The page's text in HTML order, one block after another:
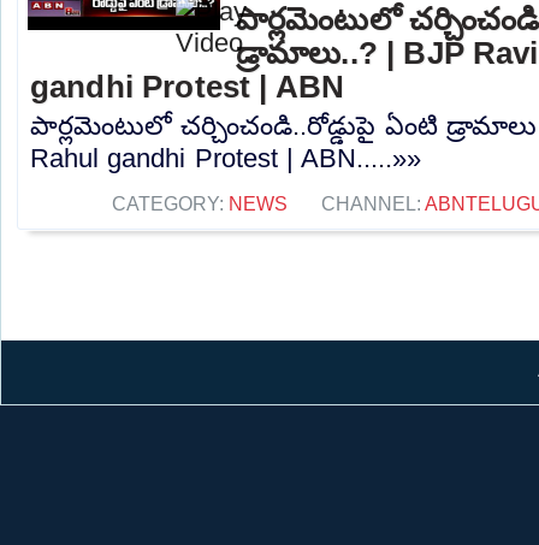
పార్లమెంటులో
డ్రామాలు..? | BJP
gandhi Protest | ABN
పార్లమెంటులో చర్చించండి..రోడ్డుపై ఏంటి
Rahul gandhi Protest | ABN.....»»
CATEGORY: NEWS CHANNEL: